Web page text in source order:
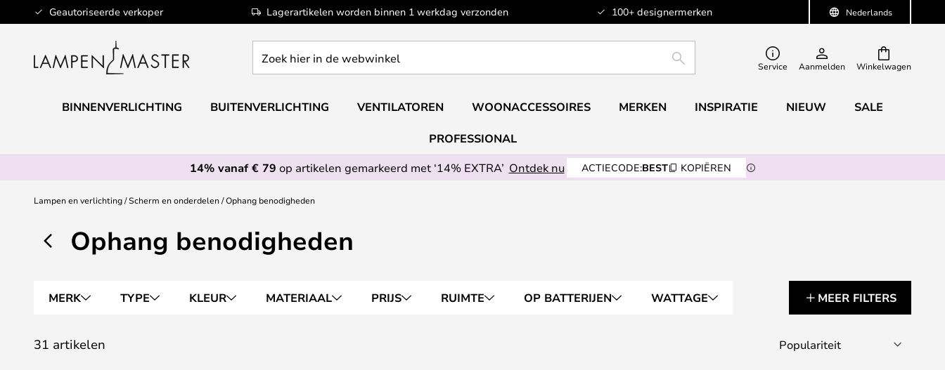
Nederlands
Geautoriseerde verkoper Lagerartikelen worden binnen 1 werkdag verzonden 100+ designermerken
Ga
naar
inhoud
Winkelwagen
hier
de
ZOEKEN Service Aanmelden
BINNENVERLICHTING BUITENVERLICHTING VENTILATOREN WOONACCESSOIRES MERKEN INSPIRATIE NIEUW SALE
PROFESSIONAL
14% vanaf € 79 op artikelen gemarkeerd met ‘14% EXTRA’ Ontdek nu ACTIECODE:BEST KOPIËREN
Lampen en verlichting Scherm en onderdelen Ophang benodigheden
Ophang benodigheden
MERK TYPE KLEUR MATERIAAL PRIJS RUIMTE OP BATTERIJEN WATTAGE MEER FILTERS
31 artikelen